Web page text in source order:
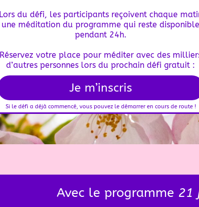
Lors du défi, les participants reçoivent chaque
une méditation du programme qui reste disponible
pendant 24h.
Réservez votre place pour méditer avec des
d’autres personnes lors du prochain défi gratuit :
Je m’inscris
Si le défi a déjà commencé, vous pouvez le démarrer en cours de route !
Avec le programme 21